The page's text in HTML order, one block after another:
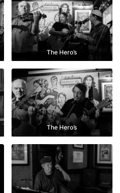
The Hero’s
The Hero’s